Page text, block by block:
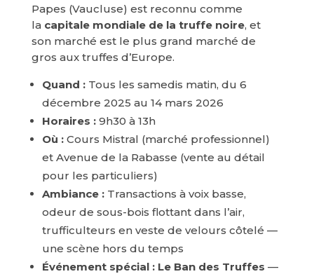
Papes (Vaucluse) est reconnu comme
la capitale mondiale de la truffe noire, et
son marché est le plus grand marché de
gros aux truffes d’Europe.
Quand :Tous les samedis matin, du 6
décembre 2025 au 14 mars 2026
Horaires :9h30 à 13h
Où :Cours Mistral (marché professionnel)
et Avenue de la Rabasse (vente au détail
pour les particuliers)
Ambiance :Transactions à voix basse,
odeur de sous-bois flottant dans l’air,
trufficulteurs en veste de velours côtelé —
une scène hors du temps
Événement spécial : Le Ban des Truffes —